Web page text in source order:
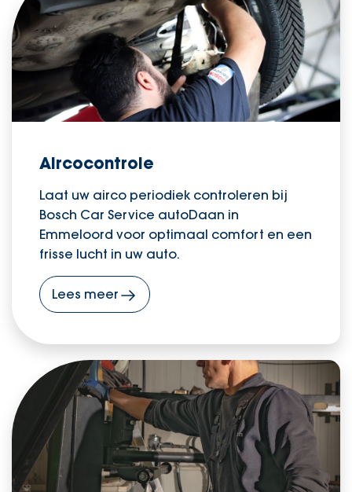
Aircocontrole
Laat uw airco periodiek controleren bij
Bosch Car Service autoDaan in
Emmeloord voor optimaal comfort en een
frisse lucht in uw auto.
Lees meer